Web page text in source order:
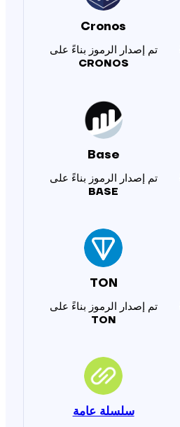
Cronos
تم إصدار الرموز بناءً على
CRONOS
Base
تم إصدار الرموز بناءً على
BASE
TON
تم إصدار الرموز بناءً على
TON
سلسلة عامة